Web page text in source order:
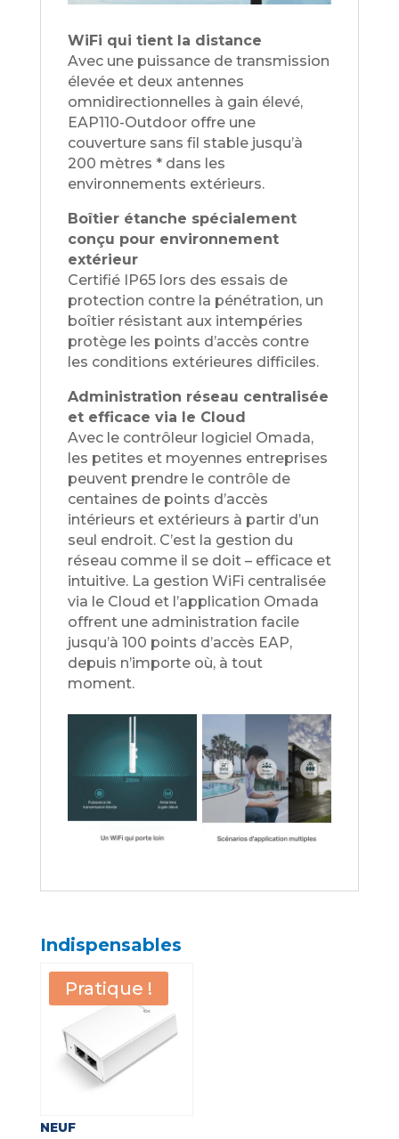
WiFi qui tient la distance
Avec une puissance de transmission
élevée et deux antennes
omnidirectionnelles à gain élevé,
EAP110-Outdoor offre une
couverture sans fil stable jusqu’à
200 mètres * dans les
environnements extérieurs.
Boîtier étanche spécialement
conçu pour environnement
extérieur
Certifié IP65 lors des essais de
protection contre la pénétration, un
boîtier résistant aux intempéries
protège les points d’accès contre
les conditions extérieures difficiles.
Administration réseau centralisée
et efficace via le Cloud
Avec le contrôleur logiciel Omada,
les petites et moyennes entreprises
peuvent prendre le contrôle de
centaines de points d’accès
intérieurs et extérieurs à partir d’un
seul endroit. C’est la gestion du
réseau comme il se doit – efficace et
intuitive. La gestion WiFi centralisée
via le Cloud et l’application Omada
offrent une administration facile
jusqu’à 100 points d’accès EAP,
depuis n’importe où, à tout
moment.
Indispensables
Pratique !
NEUF